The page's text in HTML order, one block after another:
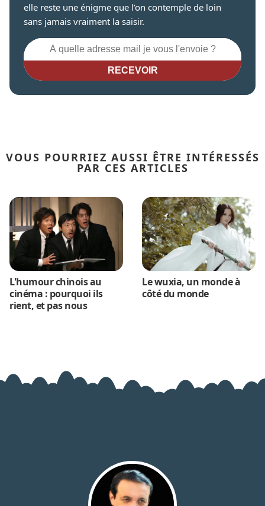
elle reste une énigme que l’on contemple de loin
sans jamais vraiment la saisir.
RECEVOIR
VOUS POURRIEZ AUSSI ÊTRE INTÉRESSÉS
PAR CES ARTICLES
L'humour chinois au
cinéma : pourquoi ils
rient, et pas nous
Le wuxia, un monde à
côté du monde